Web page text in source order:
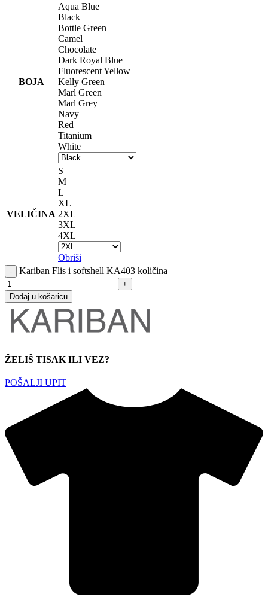
BOJA
Aqua Blue
Black
Bottle Green
Camel
Chocolate
Dark Royal Blue
Fluorescent Yellow
Kelly Green
Marl Green
Marl Grey
Navy
Red
Titanium
White
VELIČINA
S
M
L
XL
2XL
3XL
4XL
Obriši
Kariban Flis i softshell KA403 količina
Dodaj u košaricu
ŽELIŠ TISAK ILI VEZ?
POŠALJI UPIT